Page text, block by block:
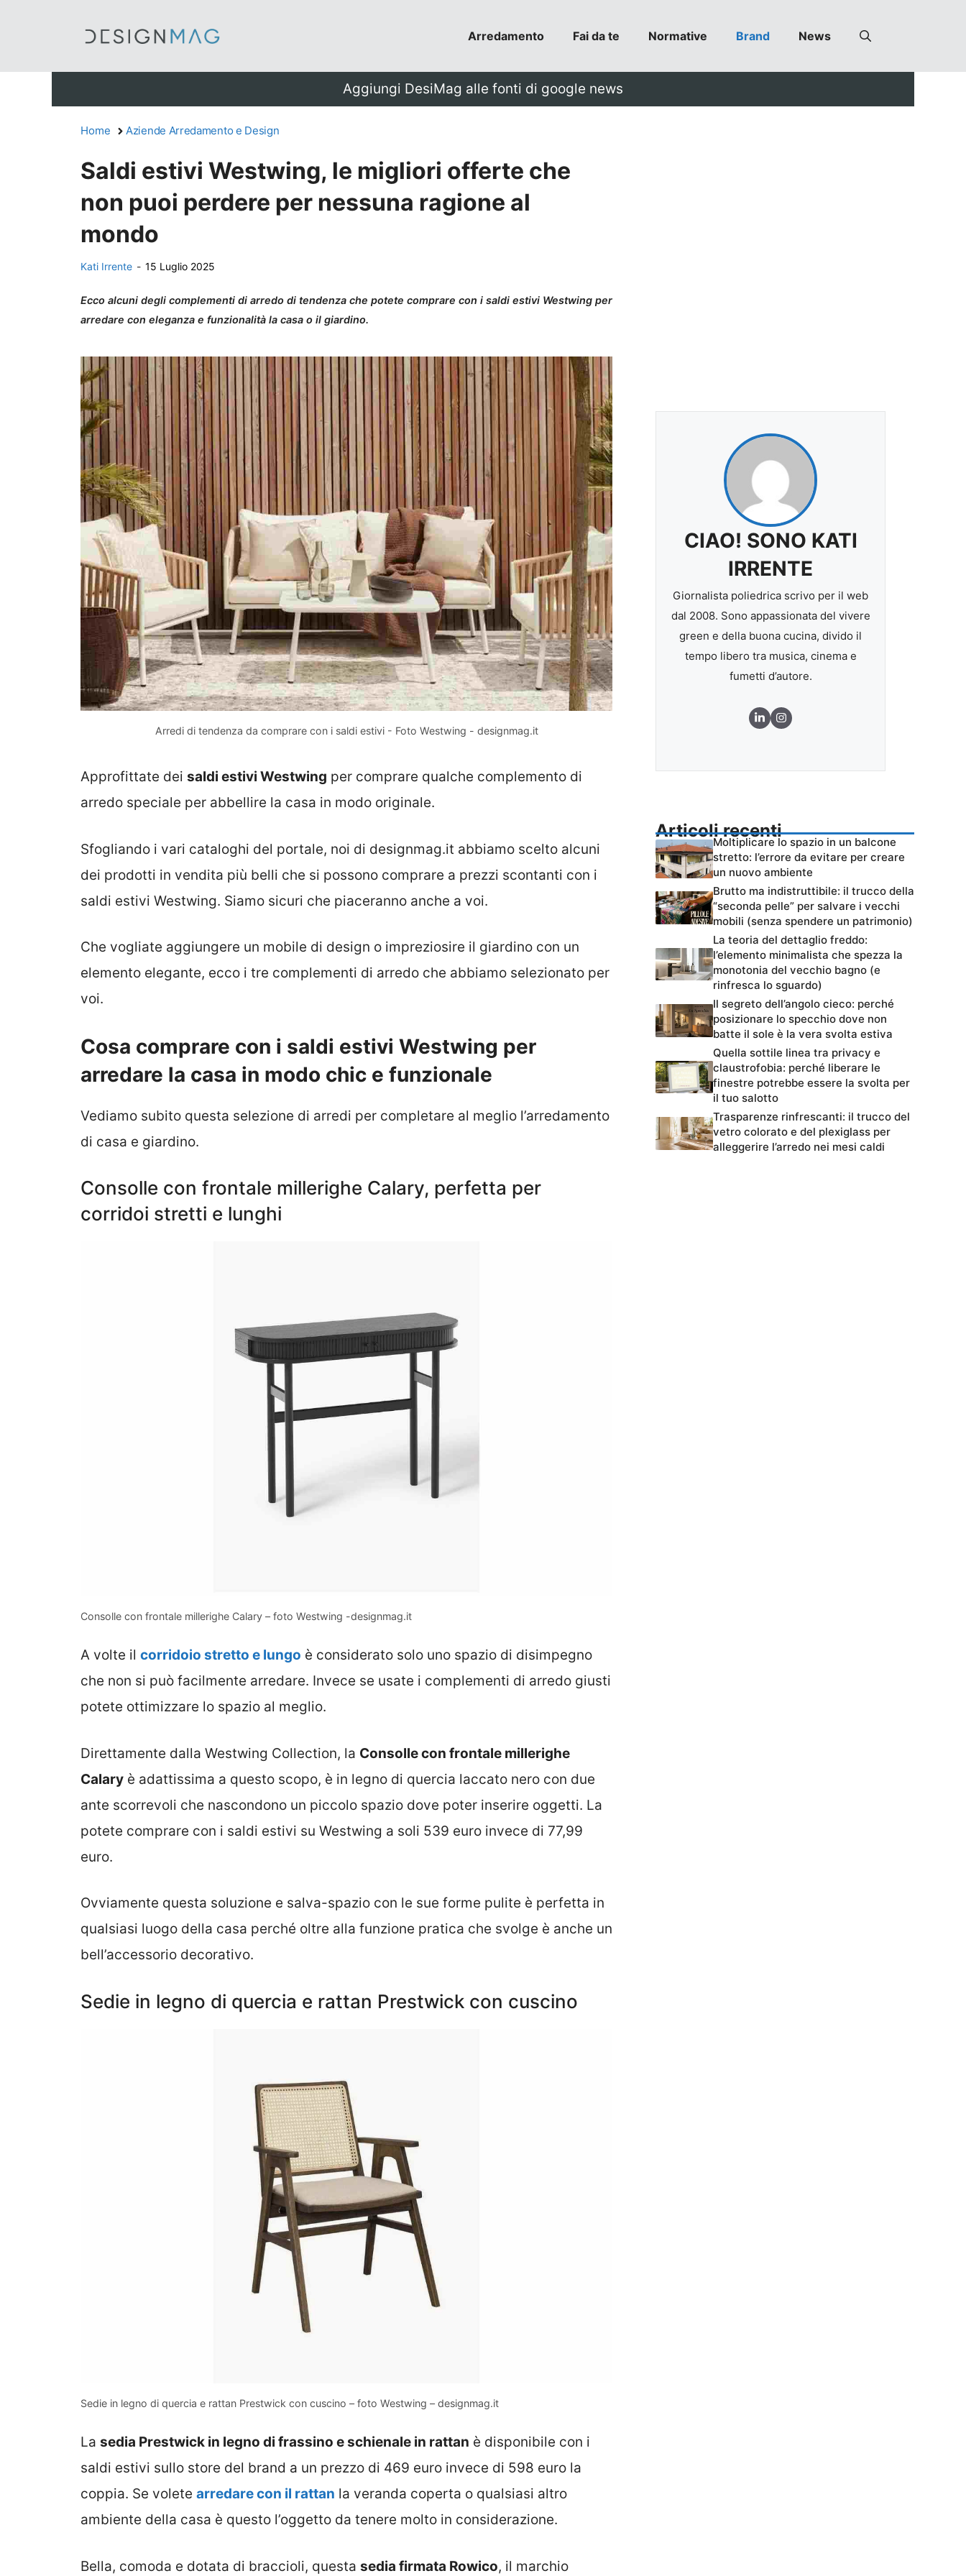
Arredamento Fai da te Normative Brand News
Aggiungi DesiMag alle fonti di google news
Home Aziende Arredamento e Design
Saldi estivi Westwing, le migliori offerte che
non puoi perdere per nessuna ragione al
mondo
Kati Irrente - 15 Luglio 2025
Ecco alcuni degli complementi di arredo di tendenza che potete comprare con i saldi estivi Westwing per
arredare con eleganza e funzionalità la casa o il giardino.
Arredi di tendenza da comprare con i saldi estivi - Foto Westwing - designmag.it
Approfittate dei saldi estivi Westwing per comprare qualche complemento di
arredo speciale per abbellire la casa in modo originale.
Sfogliando i vari cataloghi del portale, noi di designmag.it abbiamo scelto alcuni
dei prodotti in vendita più belli che si possono comprare a prezzi scontanti con i
saldi estivi Westwing. Siamo sicuri che piaceranno anche a voi.
Che vogliate aggiungere un mobile di design o impreziosire il giardino con un
elemento elegante, ecco i tre complementi di arredo che abbiamo selezionato per
voi.
Cosa comprare con i saldi estivi Westwing per
arredare la casa in modo chic e funzionale
Vediamo subito questa selezione di arredi per completare al meglio l’arredamento
di casa e giardino.
Consolle con frontale millerighe Calary, perfetta per
corridoi stretti e lunghi
Consolle con frontale millerighe Calary – foto Westwing -designmag.it
A volte il corridoio stretto e lungo è considerato solo uno spazio di disimpegno
che non si può facilmente arredare. Invece se usate i complementi di arredo giusti
potete ottimizzare lo spazio al meglio.
Direttamente dalla Westwing Collection, la Consolle con frontale millerighe
Calary è adattissima a questo scopo, è in legno di quercia laccato nero con due
ante scorrevoli che nascondono un piccolo spazio dove poter inserire oggetti. La
potete comprare con i saldi estivi su Westwing a soli 539 euro invece di 77,99
euro.
Ovviamente questa soluzione e salva-spazio con le sue forme pulite è perfetta in
qualsiasi luogo della casa perché oltre alla funzione pratica che svolge è anche un
bell’accessorio decorativo.
Sedie in legno di quercia e rattan Prestwick con cuscino
Sedie in legno di quercia e rattan Prestwick con cuscino – foto Westwing – designmag.it
La sedia Prestwick in legno di frassino e schienale in rattan è disponibile con i
saldi estivi sullo store del brand a un prezzo di 469 euro invece di 598 euro la
coppia. Se volete arredare con il rattan la veranda coperta o qualsiasi altro
ambiente della casa è questo l’oggetto da tenere molto in considerazione.
Bella, comoda e dotata di braccioli, questa sedia firmata Rowico, il marchio
CIAO! SONO KATI
IRRENTE
Giornalista poliedrica scrivo per il web
dal 2008. Sono appassionata del vivere
green e della buona cucina, divido il
tempo libero tra musica, cinema e
fumetti d’autore.
Articoli recenti
Moltiplicare lo spazio in un balcone
stretto: l’errore da evitare per creare
un nuovo ambiente
Brutto ma indistruttibile: il trucco della
“seconda pelle” per salvare i vecchi
mobili (senza spendere un patrimonio)
La teoria del dettaglio freddo:
l’elemento minimalista che spezza la
monotonia del vecchio bagno (e
rinfresca lo sguardo)
Il segreto dell’angolo cieco: perché
posizionare lo specchio dove non
batte il sole è la vera svolta estiva
Quella sottile linea tra privacy e
claustrofobia: perché liberare le
finestre potrebbe essere la svolta per
il tuo salotto
Trasparenze rinfrescanti: il trucco del
vetro colorato e del plexiglass per
alleggerire l’arredo nei mesi caldi